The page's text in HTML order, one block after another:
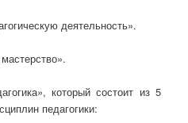
деятельность».
который состоит из 5
педагогики: